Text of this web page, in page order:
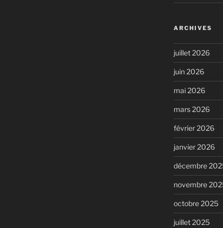
ARCHIVES
juillet 2026
juin 2026
mai 2026
mars 2026
février 2026
janvier 2026
décembre
novembre
octobre 2025
juillet 2025